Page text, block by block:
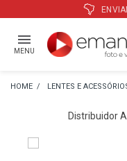
MENU
LENTES E
Distribuidor